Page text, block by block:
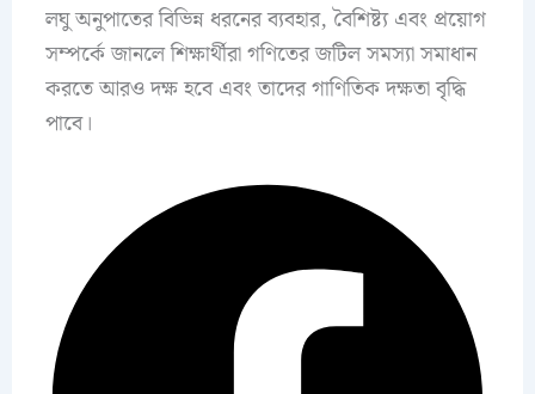
লঘু অনুপাতের বিভিন্ন ধরনের ব্যবহার, বৈশিষ্ট্য এবং প্রয়োগ
সম্পর্কে জানলে শিক্ষার্থীরা গণিতের জটিল সমস্যা সমাধান
করতে আরও দক্ষ হবে এবং তাদের গাণিতিক দক্ষতা বৃদ্ধি
পাবে।